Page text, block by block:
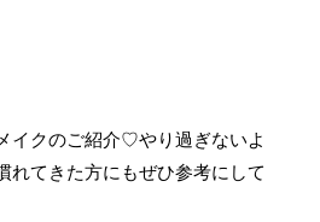
イクのご紹介♡やり過ぎないよ
れてきた方にもぜひ参考にして